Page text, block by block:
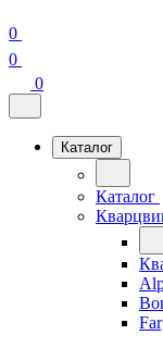
0
0
0
Каталог
Каталог